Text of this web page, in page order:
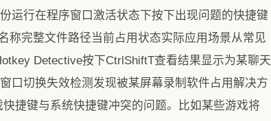
运行在程序窗口激活状态下按下出现问题的快捷键
称完整文件路径当前占用状态实际应用场景从常见
Detective按下CtrlShiftT查看结果显示为某聊天
口切换失效检测发现被某屏幕录制软件占用解决方
捷键与系统快捷键冲突的问题。比如某些游戏将